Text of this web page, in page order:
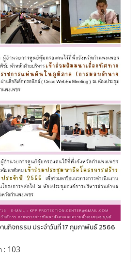
กิจกรรม ประจำวันที่ 17 กุมภาพันธ์ 2566
: 103